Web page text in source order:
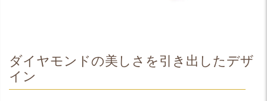
ダイヤモンドの美しさを引き出したデザ
イン